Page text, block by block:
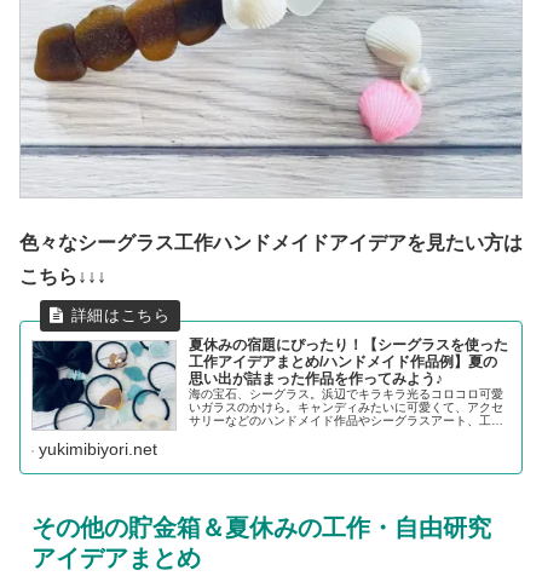
色々なシーグラス工作ハンドメイドアイデアを見たい方は
こちら↓↓↓
夏休みの宿題にぴったり！【シーグラスを使った
工作アイデアまとめ/ハンドメイド作品例】夏の
思い出が詰まった作品を作ってみよう♪
海の宝石、シーグラス。浜辺でキラキラ光るコロコロ可愛
いガラスのかけら。キャンディみたいに可愛くて、アクセ
サリーなどのハンドメイド作品やシーグラスアート、工作
yukimibiyori.net
その他の貯金箱＆夏休みの工作・自由研究
アイデアまとめ